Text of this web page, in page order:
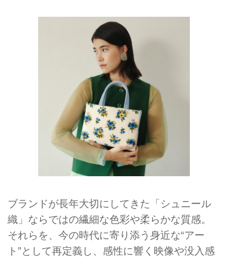
ブランドが長年大切にしてきた「シュニール
織」ならではの繊細な色彩や柔らかな質感。
それらを、今の時代に寄り添う身近な“アー
ト”として再定義し、感性に響く映像や没入感